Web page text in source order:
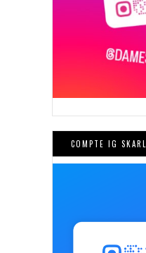
COMPTE IG